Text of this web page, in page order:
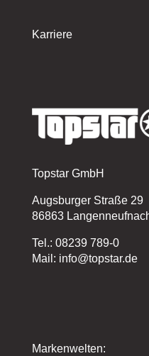
Karriere
Topstar GmbH
Augsburger Straße 29
86863
Tel.: 08239 789-0
Mail: info@topstar.de
Markenwelten: